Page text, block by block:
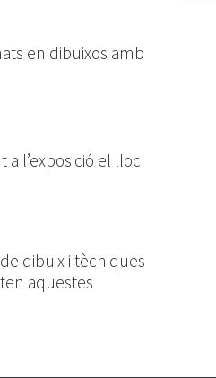
en dibuixos amb
l’exposició el lloc
dibuix i tècniques
aquestes